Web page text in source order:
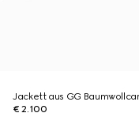
Jackett aus GG
€ 2.100